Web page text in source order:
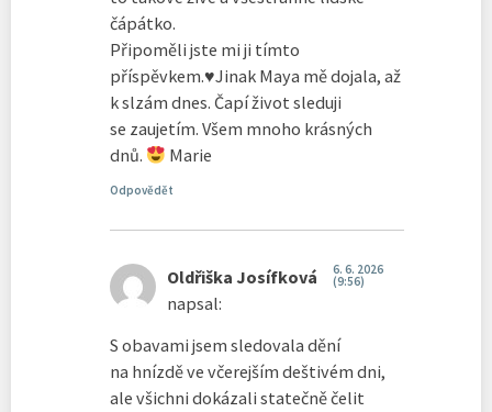
čápátko.
Připoměli jste mi ji tímto
příspěvkem.♥️Jinak Maya mě dojala, až
k slzám dnes. Čapí život sleduji
se zaujetím. Všem mnoho krásných
dnů.
Marie
Odpovědět
Oldřiška Josífková
napsal:
6. 6. 2026
(9:56)
S obavami jsem sledovala dění
na hnízdě ve včerejším deštivém dni,
ale všichni dokázali statečně čelit